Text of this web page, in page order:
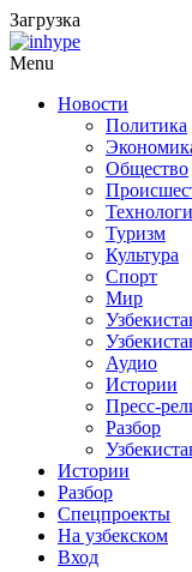
Загрузка
Menu
Новости
Политика
Общество
Туризм
Культура
Спорт
Мир
Аудио
Истории
Пресс-
Разбор
Истории
Разбор
Спецпроекты
На узбекском
Вход